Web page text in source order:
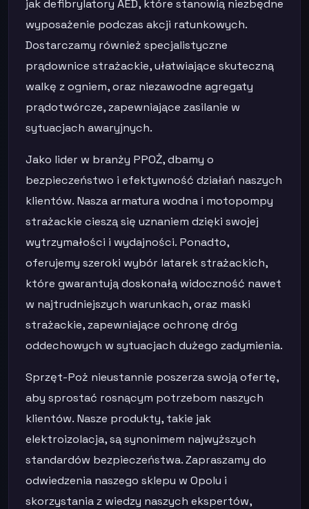
jak defibrylatory AED, które stanowią niezbędne
wyposażenie podczas akcji ratunkowych.
Dostarczamy również specjalistyczne
prądownice strażackie, ułatwiające skuteczną
walkę z ogniem, oraz niezawodne agregaty
prądotwórcze, zapewniające zasilanie w
sytuacjach awaryjnych.
Jako lider w branży PPOŻ, dbamy o
bezpieczeństwo i efektywność działań naszych
klientów. Nasza armatura wodna i motopompy
strażackie cieszą się uznaniem dzięki swojej
wytrzymałości i wydajności. Ponadto,
oferujemy szeroki wybór latarek strażackich,
które gwarantują doskonałą widoczność nawet
w najtrudniejszych warunkach, oraz maski
strażackie, zapewniające ochronę dróg
oddechowych w sytuacjach dużego zadymienia.
Sprzęt-Poż nieustannie poszerza swoją ofertę,
aby sprostać rosnącym potrzebom naszych
klientów. Nasze produkty, takie jak
elektroizolacja, są synonimem najwyższych
standardów bezpieczeństwa. Zapraszamy do
odwiedzenia naszego sklepu w Opolu i
skorzystania z wiedzy naszych ekspertów,